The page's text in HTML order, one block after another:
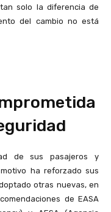
solo la diferencia de
del cambio no está
de sus pasajeros y
ha reforzado sus
otras nuevas, en
de EASA